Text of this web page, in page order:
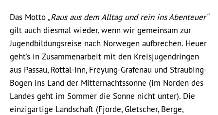
Das Motto „Raus aus dem Alltag und rein ins Abenteuer“
gilt auch diesmal wieder, wenn wir gemeinsam zur
Jugendbildungsreise nach Norwegen aufbrechen. Heuer
geht’s in Zusammenarbeit mit den Kreisjugendringen
aus Passau, Rottal-Inn, Freyung-Grafenau und Straubing-
Bogen ins Land der Mitternachtssonne (im Norden des
Landes geht im Sommer die Sonne nicht unter). Die
einzigartige Landschaft (Fjorde, Gletscher, Berge,